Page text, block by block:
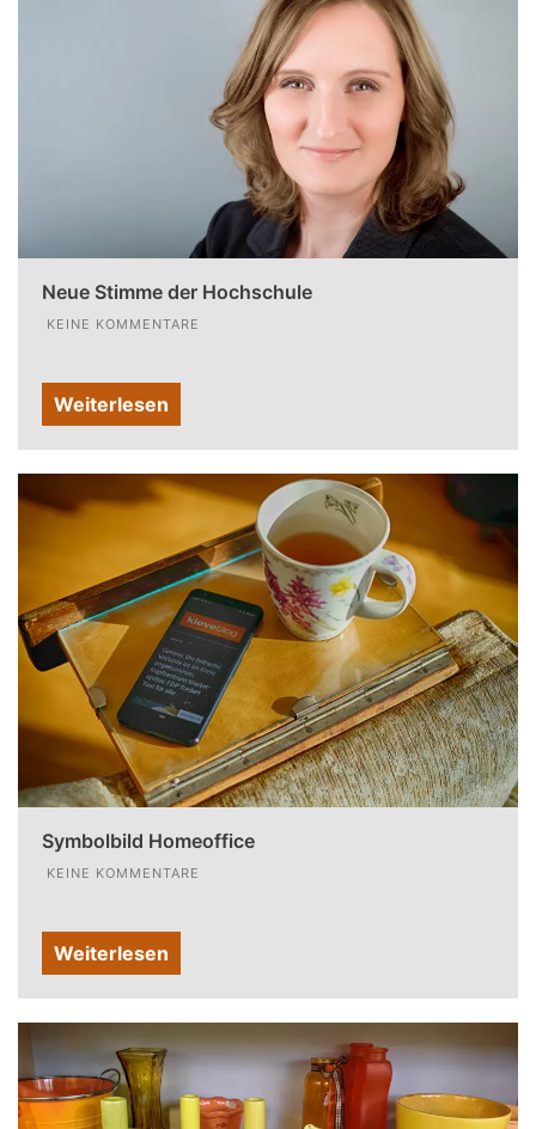
Neue Stimme der Hochschule
KEINE KOMMENTARE
Weiterlesen
Symbolbild Homeoffice
KEINE KOMMENTARE
Weiterlesen